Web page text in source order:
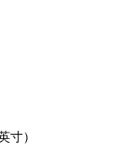
寸）